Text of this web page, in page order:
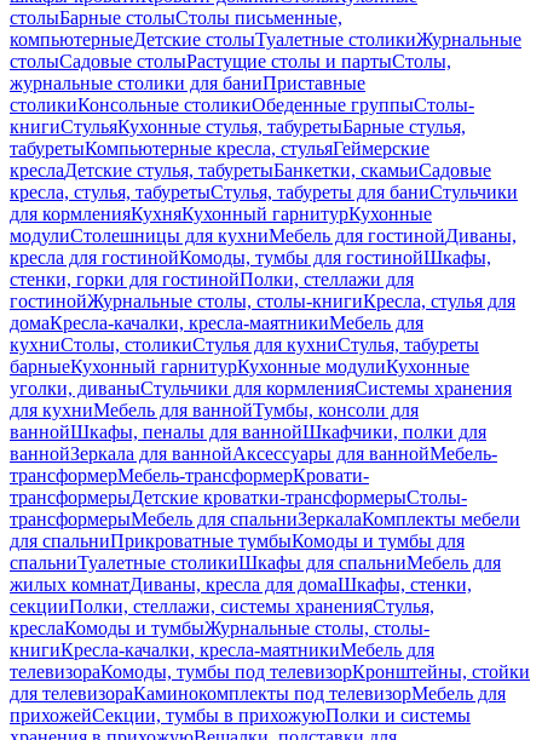
столыБарные столыСтолы письменные,
компьютерныеДетские столыТуалетные столикиЖурнальные
столыСадовые столыРастущие столы и партыСтолы,
журнальные столики для баниПриставные
столикиКонсольные столикиОбеденные группыСтолы-
книгиСтульяКухонные стулья, табуретыБарные стулья,
табуретыКомпьютерные кресла, стульяГеймерские
креслаДетские стулья, табуретыБанкетки, скамьиСадовые
кресла, стулья, табуретыСтулья, табуреты для баниСтульчики
для кормленияКухняКухонный гарнитурКухонные
модулиСтолешницы для кухниМебель для гостинойДиваны,
кресла для гостинойКомоды, тумбы для гостинойШкафы,
стенки, горки для гостинойПолки, стеллажи для
гостинойЖурнальные столы, столы-книгиКресла, стулья для
домаКресла-качалки, кресла-маятникиМебель для
кухниСтолы, столикиСтулья для кухниСтулья, табуреты
барныеКухонный гарнитурКухонные модулиКухонные
уголки, диваныСтульчики для кормленияСистемы хранения
для кухниМебель для ваннойТумбы, консоли для
ваннойШкафы, пеналы для ваннойШкафчики, полки для
ваннойЗеркала для ваннойАксессуары для ваннойМебель-
трансформерМебель-трансформерКровати-
трансформерыДетские кроватки-трансформерыСтолы-
трансформерыМебель для спальниЗеркалаКомплекты мебели
для спальниПрикроватные тумбыКомоды и тумбы для
спальниТуалетные столикиШкафы для спальниМебель для
жилых комнатДиваны, кресла для домаШкафы, стенки,
секцииПолки, стеллажи, системы храненияСтулья,
креслаКомоды и тумбыЖурнальные столы, столы-
книгиКресла-качалки, кресла-маятникиМебель для
телевизораКомоды, тумбы под телевизорКронштейны, стойки
для телевизораКаминокомплекты под телевизорМебель для
прихожейСекции, тумбы в прихожуюПолки и системы